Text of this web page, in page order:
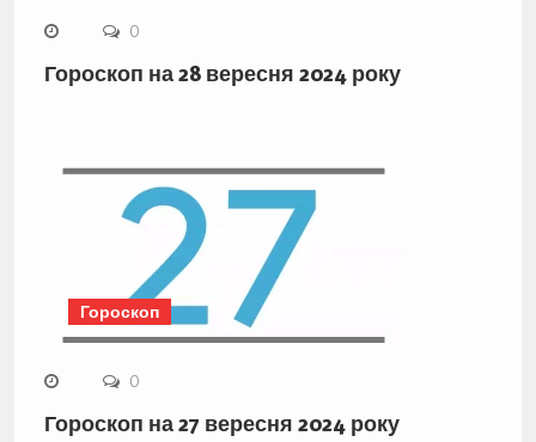
0
Гороскоп на 28 вересня 2024 року
Гороскоп
0
Гороскоп на 27 вересня 2024 року